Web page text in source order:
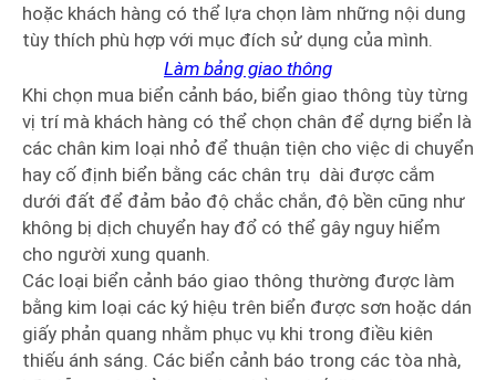
hoặc khách hàng có thể lựa chọn làm những nội dung
tùy thích phù hợp với mục đích sử dụng của mình.
Làm bảng giao thông
Khi chọn mua biển cảnh báo, biển giao thông tùy từng
vị trí mà khách hàng có thể chọn chân để dựng biển là
các chân kim loại nhỏ để thuận tiện cho việc di chuyển
hay cố định biển bằng các chân trụ dài được cắm
dưới đất để đảm bảo độ chắc chắn, độ bền cũng như
không bị dịch chuyển hay đổ có thể gây nguy hiểm
cho người xung quanh.
Các loại biển cảnh báo giao thông thường được làm
bằng kim loại các ký hiệu trên biển được sơn hoặc dán
giấy phản quang nhằm phục vụ khi trong điều kiên
thiếu ánh sáng. Các biển cảnh báo trong các tòa nhà,